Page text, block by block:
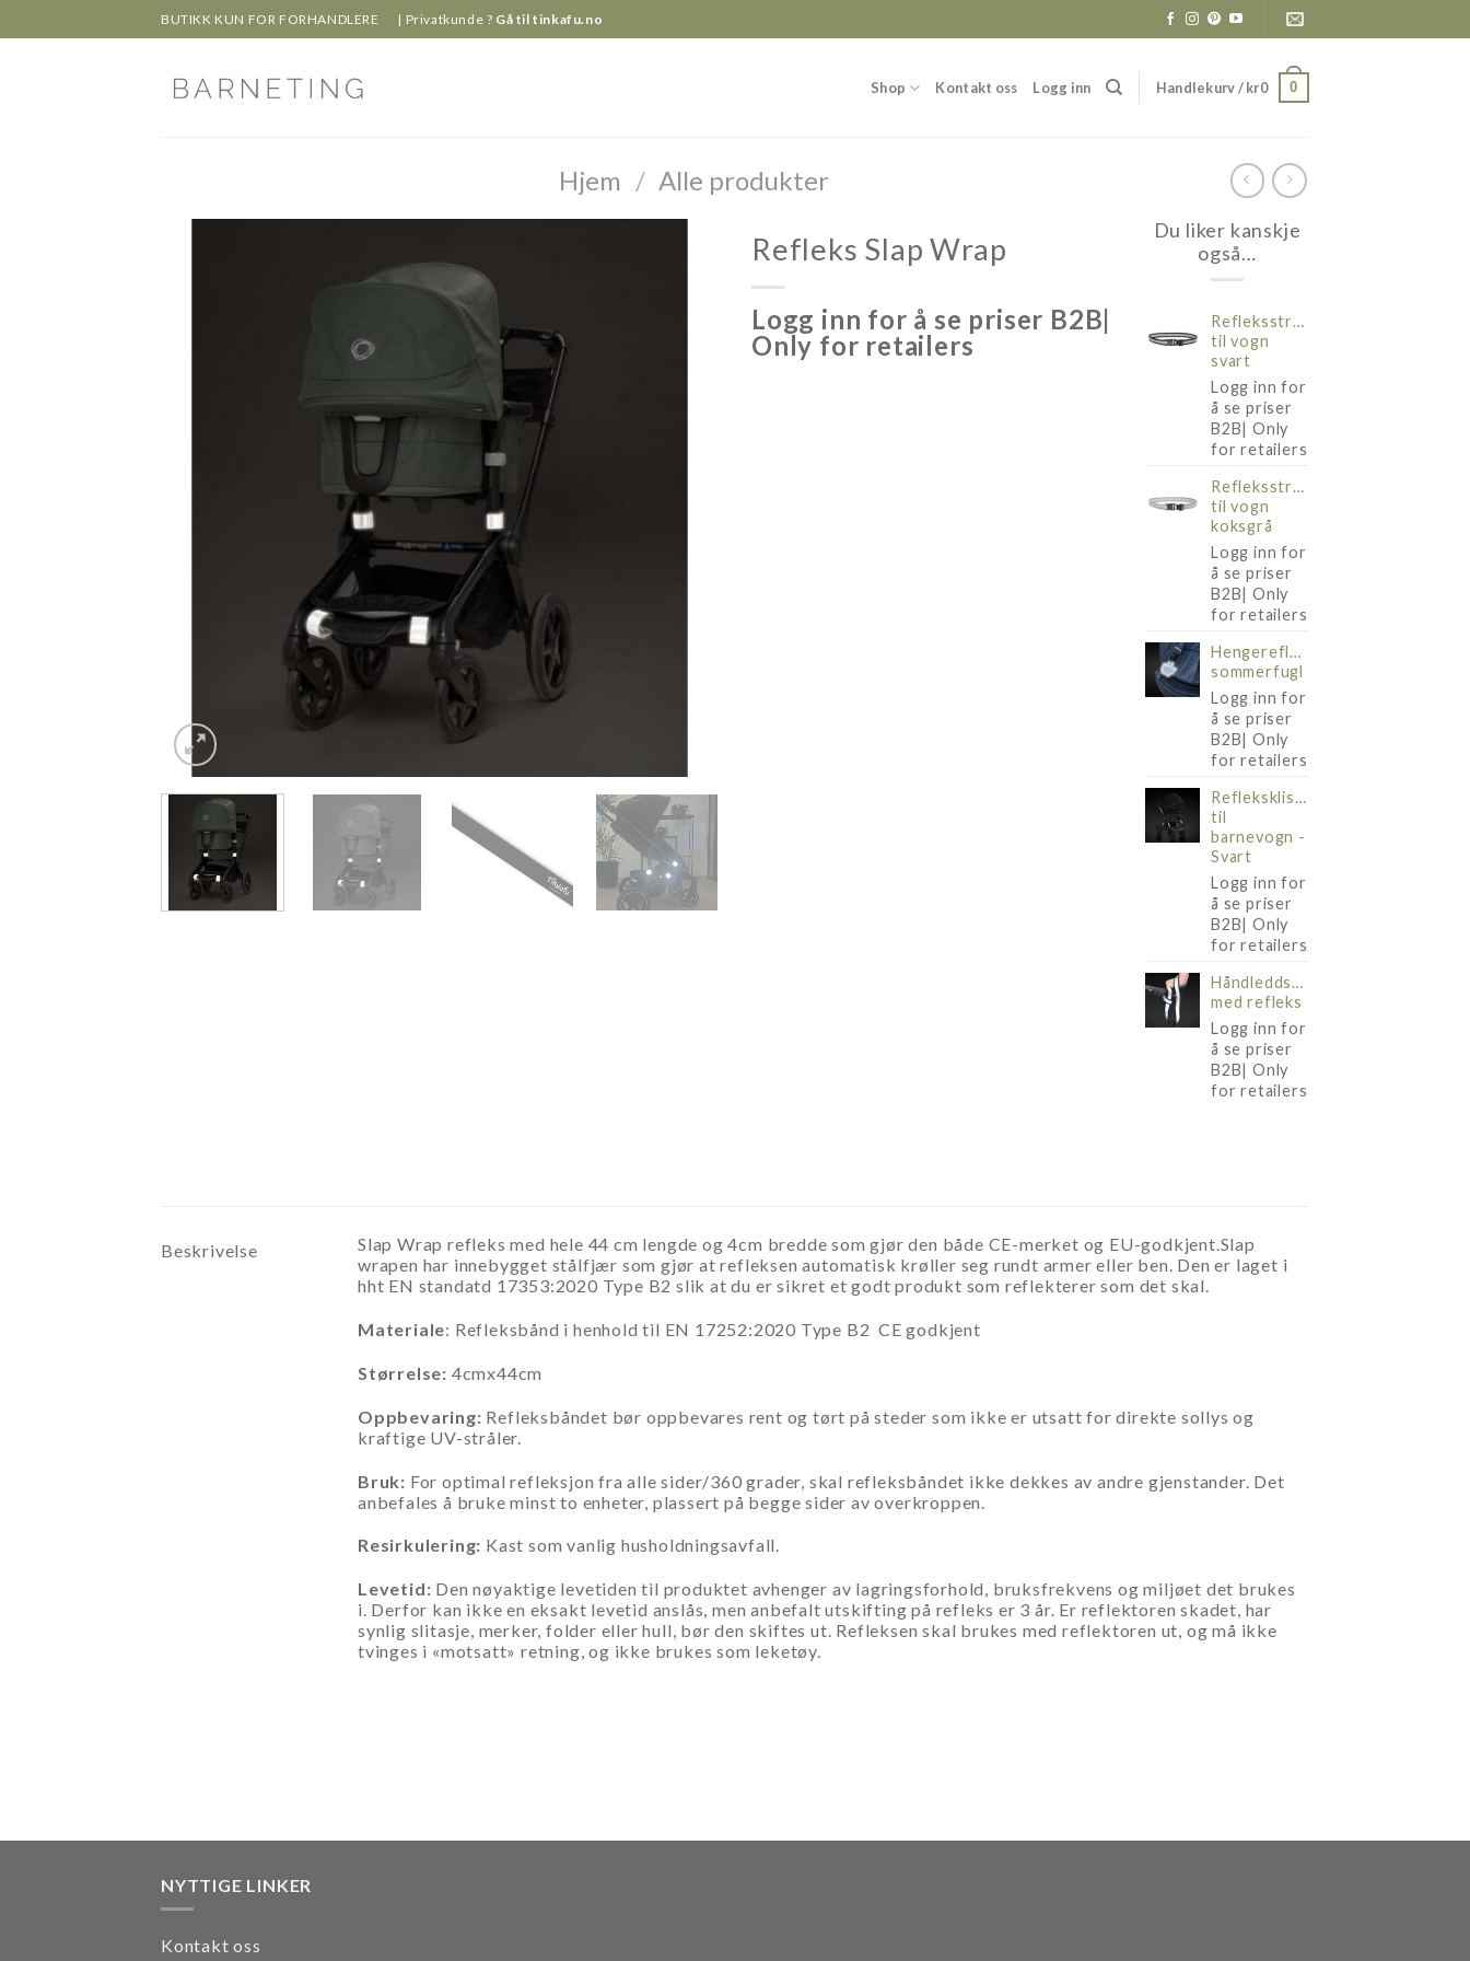
to
BUTIKK KUN FOR FORHANDLERE | Privatkunde ? Gå til tinkafu.no
Shop Kontakt oss Logg inn Handlekurv /kr0 0
Hjem / Alle produkter
Refleks Slap Wrap
Logg inn for å se priser B2B|
Only for retailers
Du liker kanskje
også…
Refleksstropp
til vogn
svart
Logg inn for
å se priser
B2B| Only
for retailers
Refleksstropp
til vogn
koksgrå
Logg inn for
å se priser
B2B| Only
for retailers
Hengerefleks
sommerfugl
Logg inn for
å se priser
B2B| Only
for retailers
Refleksklistremerkeark
til
barnevogn -
Svart
Logg inn for
å se priser
B2B| Only
for retailers
Håndleddsrem
med refleks
Logg inn for
å se priser
B2B| Only
for retailers
Beskrivelse
Slap Wrap refleks med hele 44 cm lengde og 4cm bredde som gjør den både CE-merket og EU-godkjent.Slap
wrapen har innebygget stålfjær som gjør at refleksen automatisk krøller seg rundt armer eller ben. Den er laget i
hht EN standatd 17353:2020 Type B2 slik at du er sikret et godt produkt som reflekterer som det skal.
Materiale: Refleksbånd i henhold til EN 17252:2020 Type B2 CE godkjent
Størrelse: 4cmx44cm
Oppbevaring: Refleksbåndet bør oppbevares rent og tørt på steder som ikke er utsatt for direkte sollys og
kraftige UV-stråler.
Bruk: For optimal refleksjon fra alle sider/360 grader, skal refleksbåndet ikke dekkes av andre gjenstander. Det
anbefales å bruke minst to enheter, plassert på begge sider av overkroppen.
Resirkulering: Kast som vanlig husholdningsavfall.
Levetid: Den nøyaktige levetiden til produktet avhenger av lagringsforhold, bruksfrekvens og miljøet det brukes
i. Derfor kan ikke en eksakt levetid anslås, men anbefalt utskifting på refleks er 3 år. Er reflektoren skadet, har
synlig slitasje, merker, folder eller hull, bør den skiftes ut. Refleksen skal brukes med reflektoren ut, og må ikke
tvinges i «motsatt» retning, og ikke brukes som leketøy.
NYTTIGE LINKER
Kontakt oss